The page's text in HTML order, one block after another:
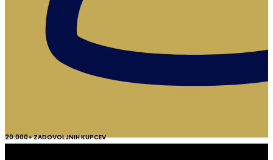
20.000+ ZADOVOLJNIH KUPCEV